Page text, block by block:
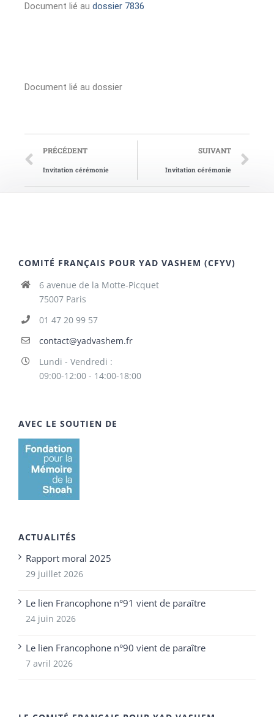
Document lié au dossier 7836
Document lié au dossier
PRÉCÉDENT
Invitation cérémonie
SUIVANT
Invitation cérémonie
COMITÉ FRANÇAIS POUR YAD VASHEM (CFYV)
6 avenue de la Motte-Picquet
75007 Paris
01 47 20 99 57
contact@yadvashem.fr
Lundi - Vendredi :
09:00-12:00 - 14:00-18:00
AVEC LE SOUTIEN DE
ACTUALITÉS
Rapport moral 2025
29 juillet 2026
Le lien Francophone n°91 vient de paraître
24 juin 2026
Le lien Francophone n°90 vient de paraître
7 avril 2026